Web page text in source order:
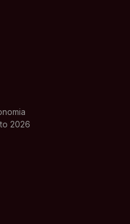
2026